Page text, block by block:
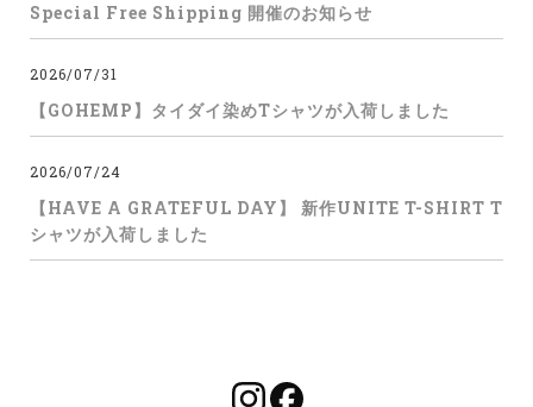
Special Free Shipping 開催のお知らせ
2026/07/31
【GOHEMP】タイダイ染めTシャツが入荷しました
2026/07/24
【HAVE A GRATEFUL DAY】 新作UNITE T-SHIRT T
シャツが入荷しました